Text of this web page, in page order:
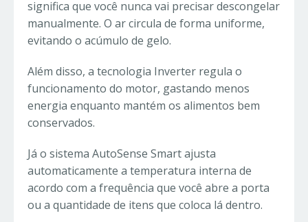
significa que você nunca vai precisar descongelar
manualmente. O ar circula de forma uniforme,
evitando o acúmulo de gelo.
Além disso, a tecnologia Inverter regula o
funcionamento do motor, gastando menos
energia enquanto mantém os alimentos bem
conservados.
Já o sistema AutoSense Smart ajusta
automaticamente a temperatura interna de
acordo com a frequência que você abre a porta
ou a quantidade de itens que coloca lá dentro.